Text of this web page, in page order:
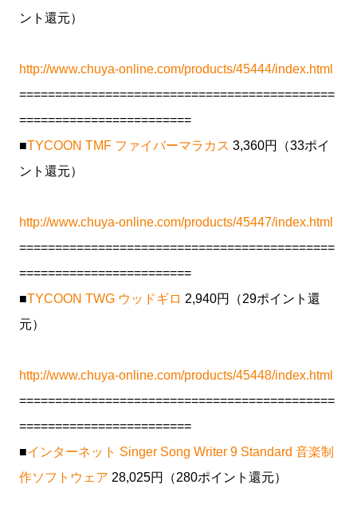
ント還元）
http://www.chuya-online.com/products/45444/index.html
============================================
========================
■TYCOON TMF ファイバーマラカス 3,360円（33ポイ
ント還元）
http://www.chuya-online.com/products/45447/index.html
============================================
========================
■TYCOON TWG ウッドギロ 2,940円（29ポイント還
元）
http://www.chuya-online.com/products/45448/index.html
============================================
========================
■インターネット Singer Song Writer 9 Standard 音楽制
作ソフトウェア 28,025円（280ポイント還元）